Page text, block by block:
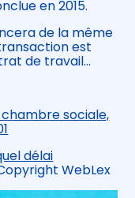
en 2015.
de la même
est
de travail…
sociale,
délai
WebLex